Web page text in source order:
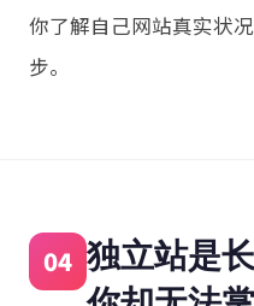
你了解自己网站真实状
步。
04 独立站是